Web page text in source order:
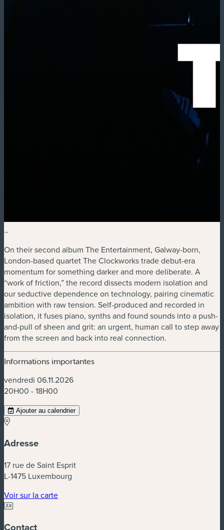
..
On their second album The Entertainment, Galway-born,
London-based quartet The Clockworks trade debut-era
momentum for something darker and more deliberate. A
“work of friction,” the record dissects modern isolation and
our seductive dependence on technology, pairing cinematic
ambition with raw tension. Self-produced and recorded in
isolation, it fuses piano, synths and found sounds into a push-
and-pull of sheen and grit: an urgent, human call to step away
from the screen and back into real connection.
Informations importantes
vendredi 06.11.2026
20H00 - 18H00
Ajouter au calendrier
Adresse
17 rue de Saint Esprit
L-1475 Luxembourg
Voir sur la carte(nouvelle fenêtre)